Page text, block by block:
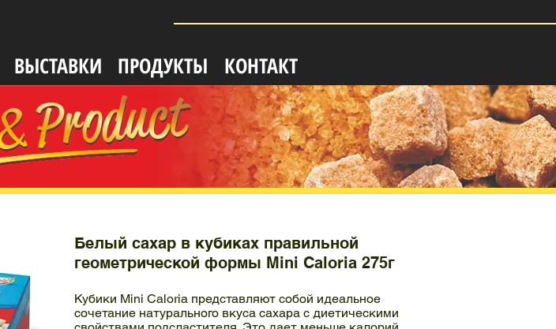
ВЫСТАВКИ ПРОДУКТЫ КОНТАКТ
Белый сахар в кубиках правильной
геометрической формы Mini Caloria 275г
Кубики Mini Caloria представляют собой идеальное
сочетание натурального вкуса сахара с диетическими